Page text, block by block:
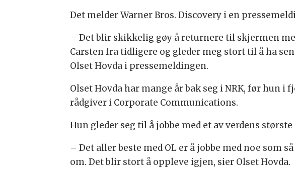
Det melder Warner Bros. Discovery i en
– Det blir skikkelig gøy å returnere til skjermen
Carsten fra tidligere og gleder meg stort til å ha
Olset Hovda i pressemeldingen.
Olset Hovda har mange år bak seg i NRK, før hun i
rådgiver i Corporate Communications.
Hun gleder seg til å jobbe med et av verdens
– Det aller beste med OL er å jobbe med noe som
om. Det blir stort å oppleve igjen, sier Olset Hovda.